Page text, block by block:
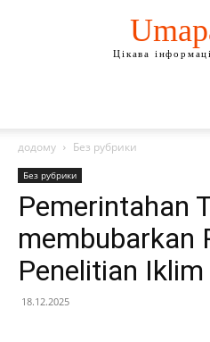
Цікава
додому Без рубрики
Без рубрики
Pemerintahan
membubarkan
Penelitian
18.12.2025